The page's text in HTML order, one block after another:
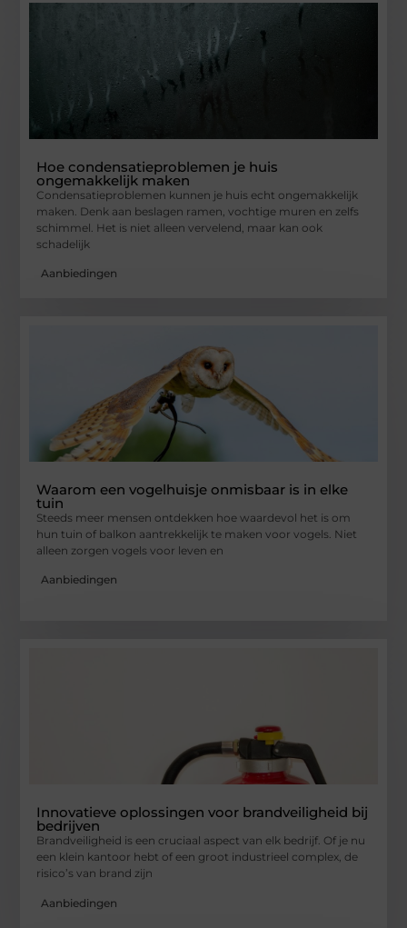
Hoe condensatieproblemen je huis
ongemakkelijk maken
Condensatieproblemen kunnen je huis echt ongemakkelijk
maken. Denk aan beslagen ramen, vochtige muren en zelfs
schimmel. Het is niet alleen vervelend, maar kan ook
schadelijk
Aanbiedingen
Waarom een vogelhuisje onmisbaar is in elke
tuin
Steeds meer mensen ontdekken hoe waardevol het is om
hun tuin of balkon aantrekkelijk te maken voor vogels. Niet
alleen zorgen vogels voor leven en
Aanbiedingen
Innovatieve oplossingen voor brandveiligheid bij
bedrijven
Brandveiligheid is een cruciaal aspect van elk bedrijf. Of je nu
een klein kantoor hebt of een groot industrieel complex, de
risico’s van brand zijn
Aanbiedingen